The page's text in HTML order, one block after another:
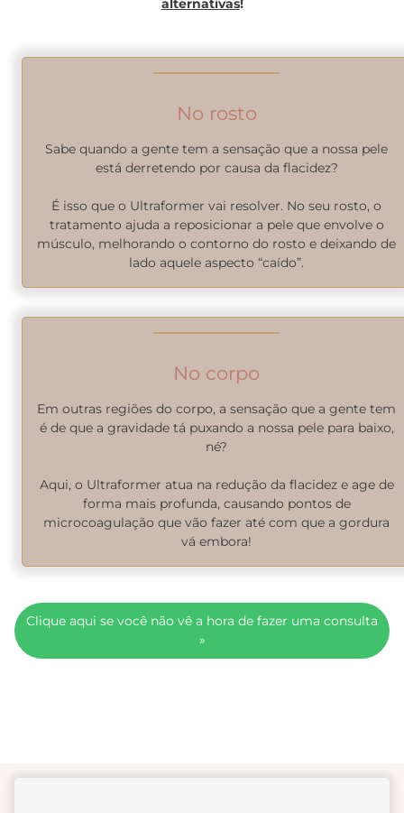
alternativas!
No rosto
Sabe quando a gente tem a sensação que a nossa pele
está derretendo por causa da flacidez?
É isso que o Ultraformer vai resolver. No seu rosto, o
tratamento ajuda a reposicionar a pele que envolve o
músculo, melhorando o contorno do rosto e deixando de
lado aquele aspecto “caído”.
No corpo
Em outras regiões do corpo, a sensação que a gente tem
é de que a gravidade tá puxando a nossa pele para baixo,
né?
Aqui, o Ultraformer atua na redução da flacidez e age de
forma mais profunda, causando pontos de
microcoagulação que vão fazer até com que a gordura
vá embora!
Clique aqui se você não vê a hora de fazer uma consulta
»